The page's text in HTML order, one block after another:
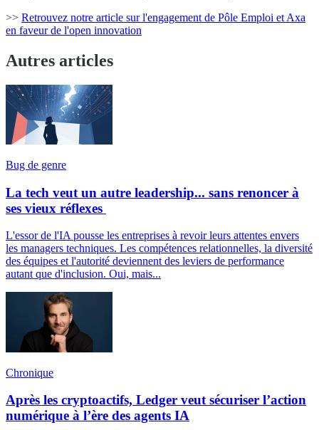
>> Retrouvez notre article sur l'engagement de Pôle Emploi et Axa
en faveur de l'open innovation
Autres articles
Bug de genre
La tech veut un autre leadership... sans renoncer à
ses vieux réflexes
L'essor de l'IA pousse les entreprises à revoir leurs attentes envers
les managers techniques. Les compétences relationnelles, la diversité
des équipes et l'autorité deviennent des leviers de performance
autant que d'inclusion. Oui, mais...
Chronique
Après les cryptoactifs, Ledger veut sécuriser l’action
numérique à l’ère des agents IA